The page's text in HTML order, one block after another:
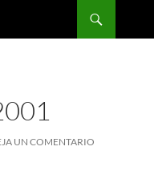
UN COMENTARIO